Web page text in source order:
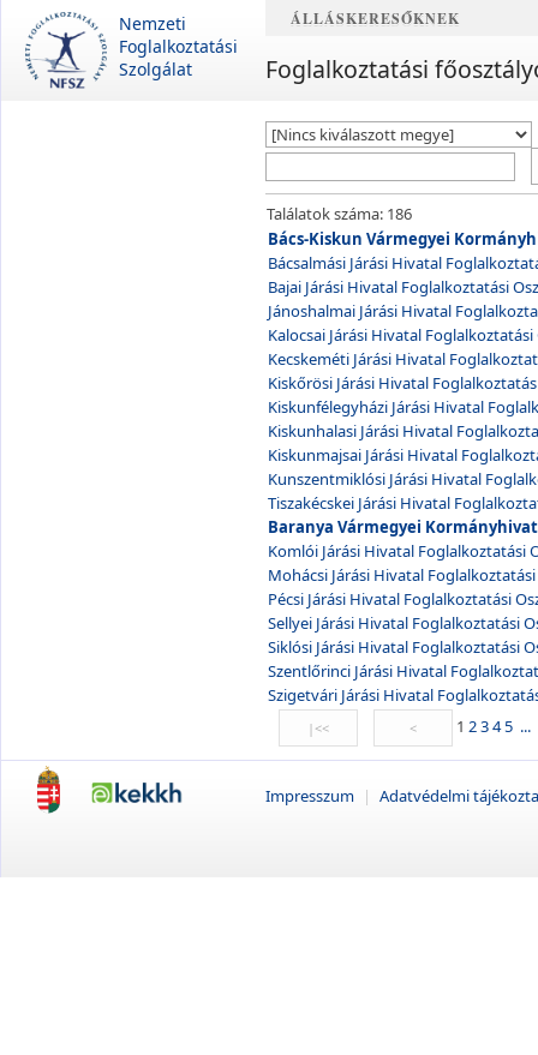
Nemzeti
Foglalkoztatási
Szolgálat
ÁLLÁSKERESŐKNEK
Foglalkoztatási
Találatok száma: 186
Bács-Kiskun Vármegyei
Bácsalmási Járási Hivatal
Bajai Járási Hivatal Foglalkoztatási
Jánoshalmai Járási Hivatal
Kalocsai Járási Hivatal Foglalkoztatási
Kecskeméti Járási Hivatal
Kiskőrösi Járási Hivatal
Kiskunfélegyházi Járási Hivatal
Kiskunhalasi Járási Hivatal
Kiskunmajsai Járási Hivatal
Kunszentmiklósi Járási Hivatal
Tiszakécskei Járási Hivatal
Baranya Vármegyei
Komlói Járási Hivatal Foglalkoztatási
Mohácsi Járási Hivatal
Pécsi Járási Hivatal Foglalkoztatási
Sellyei Járási Hivatal Foglalkoztatási
Siklósi Járási Hivatal Foglalkoztatási
Szentlőrinci Járási Hivatal
Szigetvári Járási Hivatal
1 2345 ...
Impresszum | Adatvédelmi